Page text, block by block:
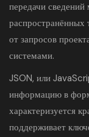
передачи
от запросов
системами.
JSON, или
информацию в
характеризуется
поддерживает